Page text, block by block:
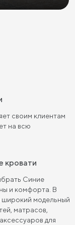
светлых цветов
цвета
цвета
цвета
цвета
своим клиентам
на всю
кровати
Синие
и комфорта. В
модельный
матрасов,
для